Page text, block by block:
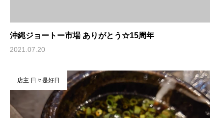
沖縄ジョートー市場 ありがとう☆15周年
2021.07.20
店主 日々是好日